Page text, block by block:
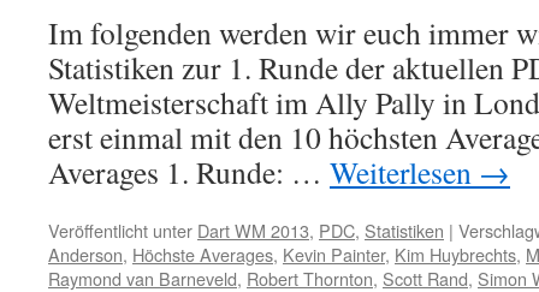
Im folgenden werden wir euch immer
Statistiken zur 1. Runde der aktuellen
Weltmeisterschaft im Ally Pally in
erst einmal mit den 10 höchsten
Averages 1. Runde: … Weiterlesen →
Veröffentlicht unter Dart WM 2013, PDC, Statistiken |
Anderson, Höchste Averages, Kevin Painter, Kim Huybrechts,
Raymond van Barneveld, Robert Thornton, Scott Rand, Simon